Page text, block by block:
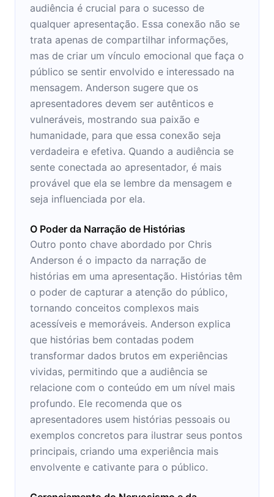
audiência é crucial para o sucesso de
qualquer apresentação. Essa conexão não se
trata apenas de compartilhar informações,
mas de criar um vínculo emocional que faça o
público se sentir envolvido e interessado na
mensagem. Anderson sugere que os
apresentadores devem ser autênticos e
vulneráveis, mostrando sua paixão e
humanidade, para que essa conexão seja
verdadeira e efetiva. Quando a audiência se
sente conectada ao apresentador, é mais
provável que ela se lembre da mensagem e
seja influenciada por ela.
O Poder da Narração de Histórias
Outro ponto chave abordado por Chris
Anderson é o impacto da narração de
histórias em uma apresentação. Histórias têm
o poder de capturar a atenção do público,
tornando conceitos complexos mais
acessíveis e memoráveis. Anderson explica
que histórias bem contadas podem
transformar dados brutos em experiências
vividas, permitindo que a audiência se
relacione com o conteúdo em um nível mais
profundo. Ele recomenda que os
apresentadores usem histórias pessoais ou
exemplos concretos para ilustrar seus pontos
principais, criando uma experiência mais
envolvente e cativante para o público.